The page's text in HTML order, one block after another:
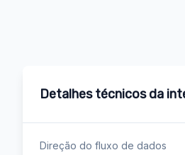
Detalhes técnicos da
Direção do fluxo de dados